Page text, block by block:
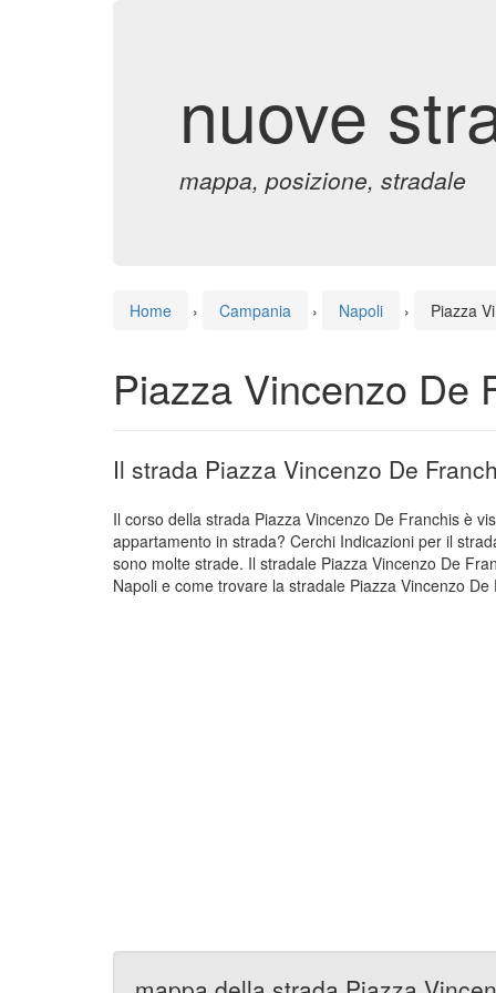
nuove
mappa, posizione, stradale
Home › Campania › Napoli › Piazza
Piazza Vincenzo De
Il strada Piazza Vincenzo De
Il corso della strada Piazza Vincenzo De Franchis è
appartamento in strada? Cerchi Indicazioni per il
sono molte strade. Il stradale Piazza Vincenzo De
Napoli e come trovare la stradale Piazza Vincenzo